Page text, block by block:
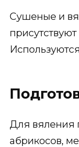
Сушеные и
Для вяления
абрикосов,